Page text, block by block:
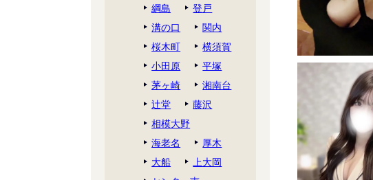
綱島
登戸
溝の口
関内
桜木町
横須賀
小田原
平塚
茅ヶ崎
湘南台
辻堂
藤沢
相模大野
海老名
厚木
大船
上大岡